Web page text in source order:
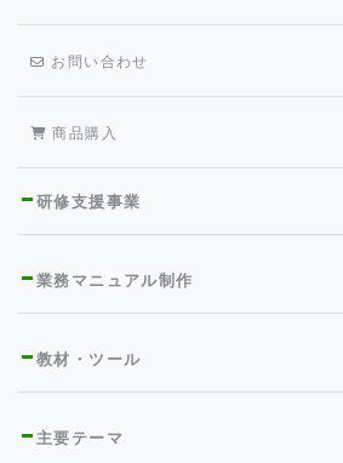
お問い合わせ
商品購入
研修支援事業
業務マニュアル制作
教材・ツール
主要テーマ